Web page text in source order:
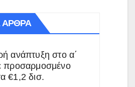
ΆΡΘΡΑ
ανάπτυξη στο α΄
προσαρμοσμένο
€1,2 δισ.